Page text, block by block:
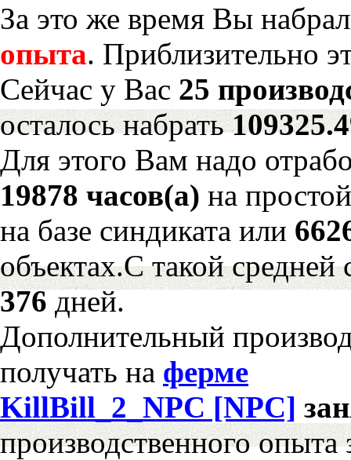
За это же время Вы
опыта. Приблизительно
Сейчас у Вас 25
осталось набрать
Для этого Вам надо
19878 часов(а) на
на базе синдиката или
объектах.С такой средней
376дней.
Дополнительный
получать на ферме
KillBill_2_NPC [NPC]
производственного опыта